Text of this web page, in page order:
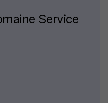
Service